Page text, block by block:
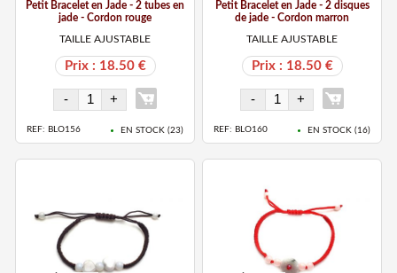
Petit Bracelet en Jade - 2 tubes en
jade - Cordon rouge
TAILLE AJUSTABLE
Prix : 18.50 €
REF: BLO156 EN STOCK (23)
Petit Bracelet en Jade - 2 disques
de jade - Cordon marron
TAILLE AJUSTABLE
Prix : 18.50 €
REF: BLO160 EN STOCK ( 16)